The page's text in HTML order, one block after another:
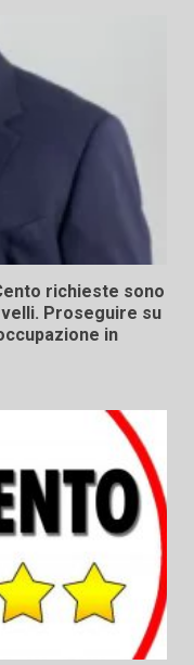
richieste sono
Proseguire su
in